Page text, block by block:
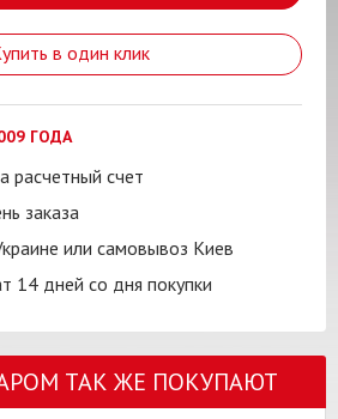
в один клик
ГОДА
расчетный счет
заказа
или самовывоз Киев
14 дней со дня покупки
ТАК ЖЕ ПОКУПАЮТ